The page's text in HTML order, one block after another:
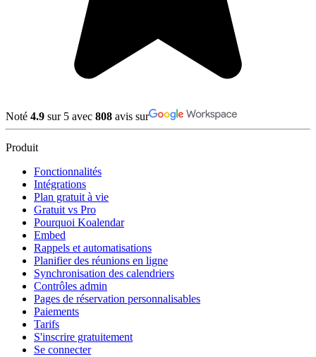
Noté 4.9 sur 5 avec 808 avis sur
Produit
Fonctionnalités
Intégrations
Plan gratuit à vie
Gratuit vs Pro
Pourquoi Koalendar
Embed
Rappels et automatisations
Planifier des réunions en ligne
Synchronisation des calendriers
Contrôles admin
Pages de réservation personnalisables
Paiements
Tarifs
S'inscrire gratuitement
Se connecter